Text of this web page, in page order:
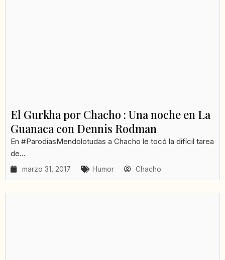
El Gurkha por Chacho : Una noche en La
Guanaca con Dennis Rodman
En #ParodiasMendolotudas a Chacho le tocó la difícil tarea
de...
marzo 31, 2017 Humor Chacho